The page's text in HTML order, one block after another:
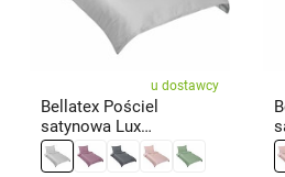
u dostawcy
Bellatex Pościel
satynowa Lux
jasnoszary, 140 × 200,
70 × 90 cm